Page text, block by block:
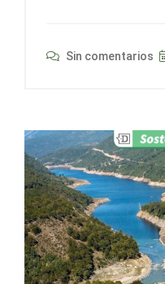
Sin comentarios